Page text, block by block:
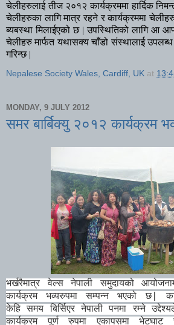
चेलीहरुलाई तीज २०१२ कार्यक्रममा हार्दिक
चेलीहरुका लागि मात्र रहने र कार्यक्रममा
ब्यबस्था मिलाईएको छ |उपस्थितिको लागि आ
चेलीहरु मार्फत यथासक्य चाँडो संस्थालाई उपलब्ध
गरिन्छ |
Nepalese Society Wales, Cardiff, UK at
MONDAY, 9 JULY 2012
समर बार्बिक्यु २०१२ कार्यक्रम
भर्खरैमात्र वेल्स नेपाली समुदायको
कार्यक्रम भव्यरुपमा सम्पन्न भएको छ|
केहि समय बिर्सिएर नेपाली पनमा रम्ने
कार्यक्रम पूर्ण रुपमा एकापसमा